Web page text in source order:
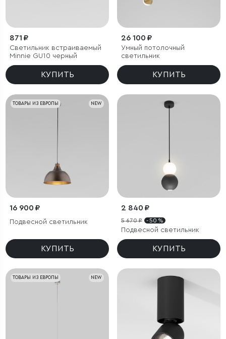
871 ₽
Светильник встраиваемый
Minnie GU10 черный
КУПИТЬ
26 100 ₽
Умный потолочный
светильник
КУПИТЬ
NEW
ТОВАРЫ ИЗ ЕВРОПЫ
16 900 ₽
Подвесной светильник
КУПИТЬ
2 840 ₽
5 670 ₽ - 50 %
Подвесной светильник
КУПИТЬ
NEW
ТОВАРЫ ИЗ ЕВРОПЫ